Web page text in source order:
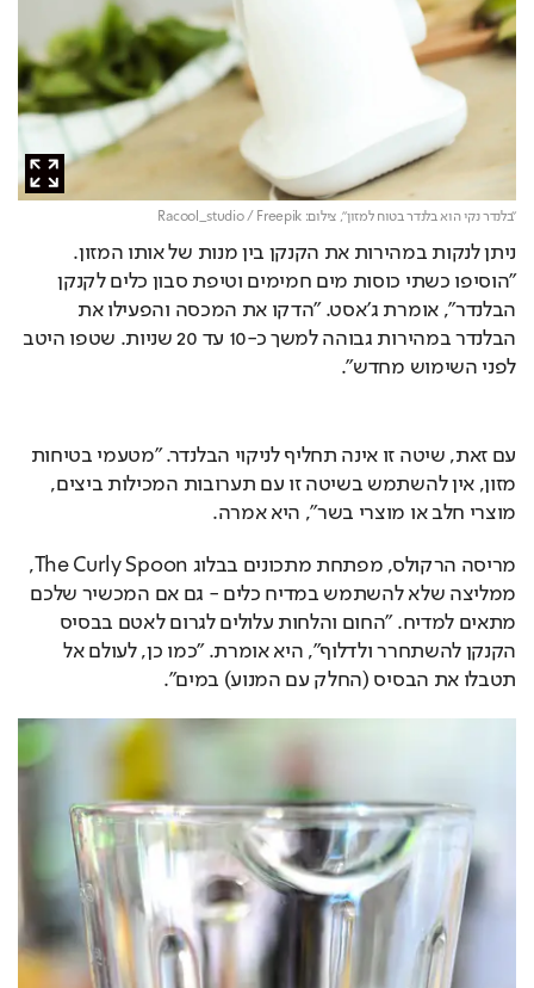
"בלנדר נקי הוא בלנדר בטוח למזון",צילום: Racool_studio / Freepik
"הוסיפו כשתי כוסות מים חמימים וטיפת סבון כלים לקנקן
לפני השימוש מחדש".
מוצרי חלב או מוצרי בשר", היא אמרה.
הקנקן להשתחרר ולדלוף", היא אומרת. "כמו כן, לעולם אל
תטבלו את הבסיס (החלק עם המנוע) במים".